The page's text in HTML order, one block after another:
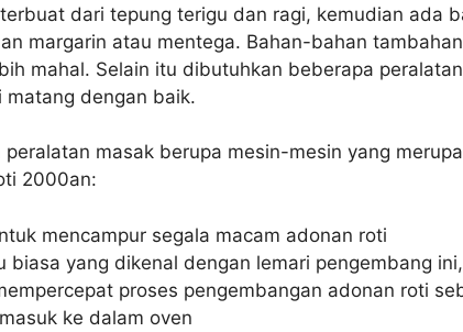
dari tepung terigu dan ragi, kemudian ada
margarin atau mentega. Bahan-bahan
mahal. Selain itu dibutuhkan beberapa
dengan baik.
masak berupa mesin-mesin yang
2000an:
mencampur segala macam adonan roti
biasa yang dikenal dengan lemari pengembang
proses pengembangan adonan roti
ke dalam oven